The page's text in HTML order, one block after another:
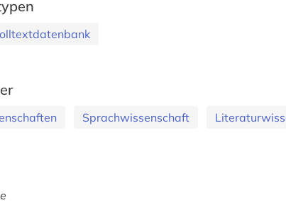
Sprachwissenschaft